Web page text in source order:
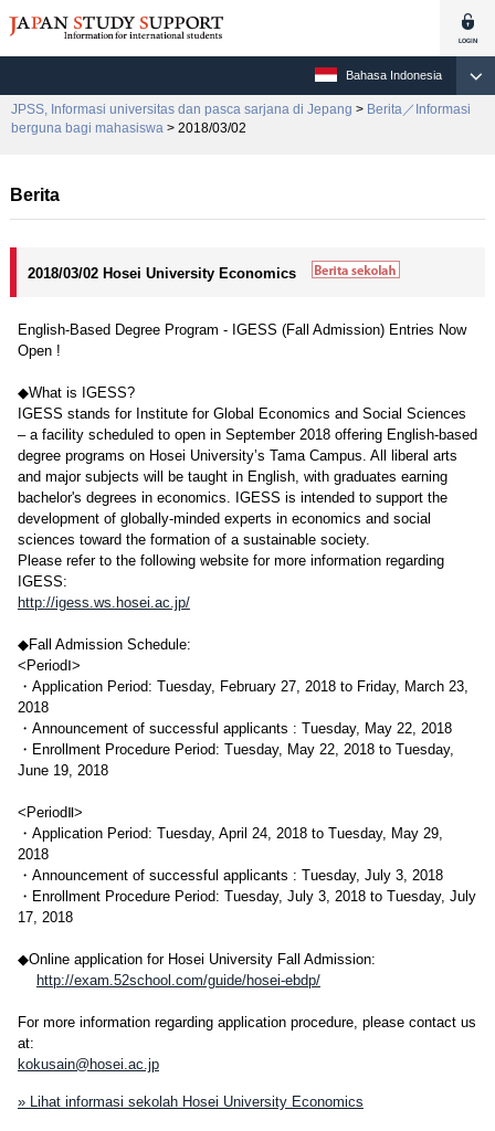
Bahasa Indonesia
JPSS, Informasi universitas dan pasca sarjana di Jepang > Berita／Informasi
berguna bagi mahasiswa > 2018/03/02
Berita
2018/03/02 Hosei University Economics
English-Based Degree Program - IGESS (Fall Admission) Entries Now
Open !
◆What is IGESS?
IGESS stands for Institute for Global Economics and Social Sciences
– a facility scheduled to open in September 2018 offering English-based
degree programs on Hosei University’s Tama Campus. All liberal arts
and major subjects will be taught in English, with graduates earning
bachelor's degrees in economics. IGESS is intended to support the
development of globally-minded experts in economics and social
sciences toward the formation of a sustainable society.
Please refer to the following website for more information regarding
IGESS:
http://igess.ws.hosei.ac.jp/
◆Fall Admission Schedule:
<PeriodⅠ>
・Application Period: Tuesday, February 27, 2018 to Friday, March 23,
2018
・Announcement of successful applicants : Tuesday, May 22, 2018
・Enrollment Procedure Period: Tuesday, May 22, 2018 to Tuesday,
June 19, 2018
<PeriodⅡ>
・Application Period: Tuesday, April 24, 2018 to Tuesday, May 29,
2018
・Announcement of successful applicants : Tuesday, July 3, 2018
・Enrollment Procedure Period: Tuesday, July 3, 2018 to Tuesday, July
17, 2018
◆Online application for Hosei University Fall Admission:
http://exam.52school.com/guide/hosei-ebdp/
For more information regarding application procedure, please contact us
at:
kokusain@hosei.ac.jp
» Lihat informasi sekolah Hosei University Economics